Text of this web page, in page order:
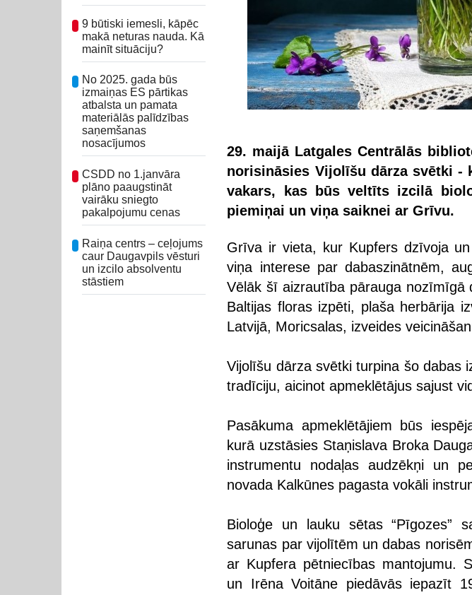
9 būtiski iemesli, kāpēc
makā neturas nauda. Kā
mainīt situāciju?
No 2025. gada būs
izmaiņas ES pārtikas
atbalsta un pamata
materiālās palīdzības
saņemšanas
nosacījumos
CSDD no 1.janvāra
plāno paaugstināt
vairāku sniegto
pakalpojumu cenas
Raiņa centrs – ceļojums
caur Daugavpils vēsturi
un izcilo absolventu
stāstiem
29. maijā Latgales Centrālās
norisināsies Vijolīšu dārza svētki -
vakars, kas būs veltīts izcilā
piemiņai un viņa saiknei ar Grīvu.
Grīva ir vieta, kur Kupfers dzīvoja
viņa interese par dabaszinātnēm,
Vēlāk šī aizrautība pārauga nozīmīgā
Baltijas floras izpēti, plaša herbārija
Latvijā, Moricsalas, izveides
Vijolīšu dārza svētki turpina šo dabas
tradīciju, aicinot apmeklētājus sajust
Pasākuma apmeklētājiem būs
kurā uzstāsies Staņislava Broka
instrumentu nodaļas audzēkņi un
novada Kalkūnes pagasta vokāli
Bioloģe un lauku sētas “Pīgozes”
sarunas par vijolītēm un dabas
ar Kupfera pētniecības mantojumu.
un Irēna Voitāne piedāvās iepazīt